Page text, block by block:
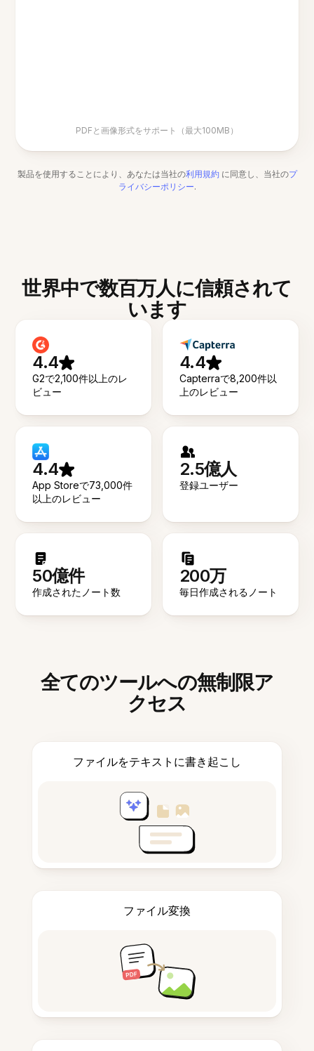
PDFと画像形式をサポート（最大100MB）
製品を使用することにより、あなたは当社の利用規約 に同意し、当社のプ
ライバシーポリシー.
世界中で数百万人に信頼されて
います
4.4
G2で2,100件以上のレ
ビュー
4.4
Capterraで8,200件以
上のレビュー
4.4
App Storeで73,000件
以上のレビュー
2.5億人
登録ユーザー
50億件
作成されたノート数
200万
毎日作成されるノート
全てのツールへの無制限ア
クセス
ファイルをテキストに書き起こし
ファイル変換